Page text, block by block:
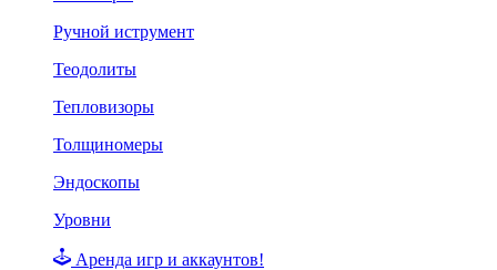
Ручной иструмент
Теодолиты
Тепловизоры
Толщиномеры
Эндоскопы
Уровни
Аренда игр и аккаунтов!